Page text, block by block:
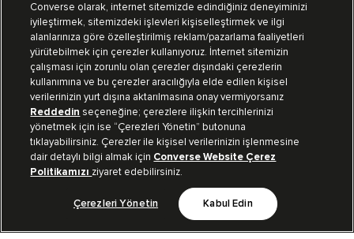
Mağazalarımız Sipariş Takibi
Müşteri İlişkileri
Koleksiyon
Kurumsal
Bizi Takip Et
Converse olarak, internet sitemizde edindiğiniz deneyiminizi
iyileştirmek, sitemizdeki işlevleri kişiselleştirmek ve ilgi
alanlarınıza göre özelleştirilmiş reklam/pazarlama faaliyetleri
yürütebilmek için çerezler kullanıyoruz. İnternet sitemizin
çalışması için zorunlu olan çerezler dışındaki çerezlerin
kullanımına ve bu çerezler aracılığıyla elde edilen kişisel
verilerinizin yurt dışına aktarılmasına onay vermiyorsanız
Reddedin seçeneğine; çerezlere ilişkin tercihlerinizi
yönetmek için ise “Çerezleri Yönetin” butonuna
tıklayabilirsiniz. Çerezler ile kişisel verilerinizin işlenmesine
dair detaylı bilgi almak için Converse Website Çerez
Politikamızı ziyaret edebilirsiniz.
Çerezleri Yönetin Kabul Edin